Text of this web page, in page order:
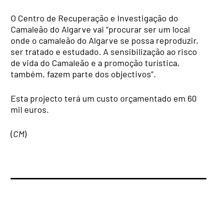
O Centro de Recuperação e Investigação do
Camaleão do Algarve vai “procurar ser um local
onde o camaleão do Algarve se possa reproduzir,
ser tratado e estudado. A sensibilização ao risco
de vida do Camaleão e a promoção turística,
também, fazem parte dos objectivos”.
Esta projecto terá um custo orçamentado em 60
mil euros.
(CM)